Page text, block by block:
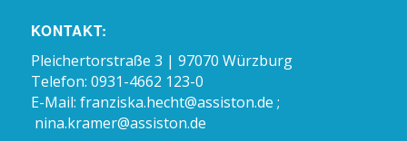
KONTAKT:
Pleichertorstraße 3 | 97070 Würzburg
Telefon: 0931-4662 123-0
E-Mail: franziska.hecht@assiston.de ;
nina.kramer@assiston.de